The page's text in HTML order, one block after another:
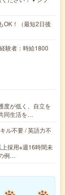
OK！（最短2日後
験者：時給1800
度が低く、自立を
同生活を…
ル不要 / 英語力不
採用※週16時間未
例…